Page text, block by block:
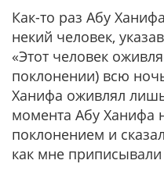
Как-то раз Абу
некий человек,
«Этот человек
поклонении) всю
Ханифа оживлял
момента Абу Ханифа
поклонением и сказал
как мне